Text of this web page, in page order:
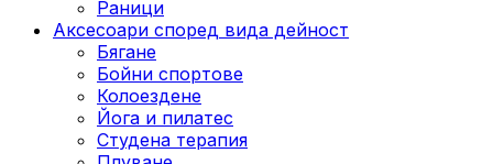
Раници
Аксесоари според вида дейност
Бягане
Бойни спортове
Колоездене
Йога и пилатес
Студена терапия